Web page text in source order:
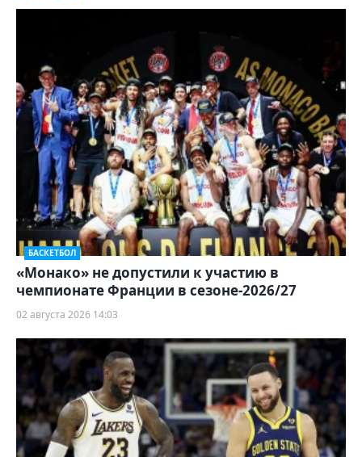
БАСКЕТБОЛ
«Монако» не допустили к участию в
чемпионате Франции в сезоне-2026/27
02 августа 2026 14:03